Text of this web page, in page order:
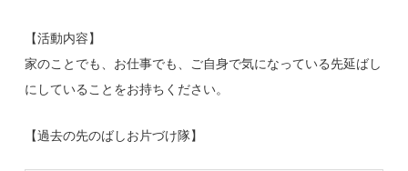
【活動内容】
家のことでも、お仕事でも、ご自身で気になっている先延ばし
にしていることをお持ちください。
【過去の先のばしお片づけ隊】